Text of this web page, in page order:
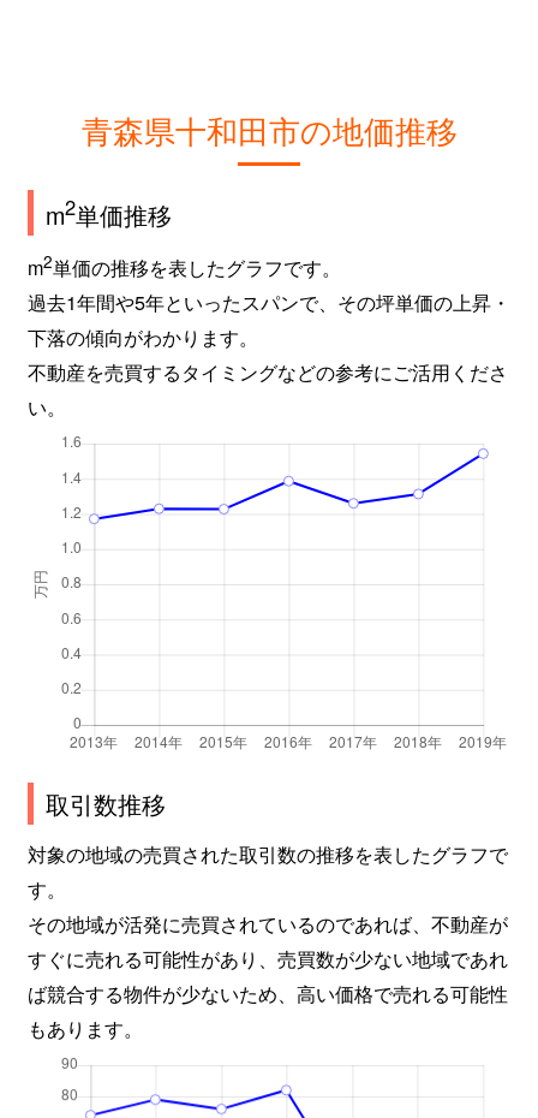
青森県十和田市の地価推移
m2単価推移
m2単価の推移を表したグラフです。
過去1年間や5年といったスパンで、その坪単価の上昇・
下落の傾向がわかります。
不動産を売買するタイミングなどの参考にご活用くださ
い。
取引数推移
対象の地域の売買された取引数の推移を表したグラフで
す。
その地域が活発に売買されているのであれば、不動産が
すぐに売れる可能性があり、売買数が少ない地域であれ
ば競合する物件が少ないため、高い価格で売れる可能性
もあります。